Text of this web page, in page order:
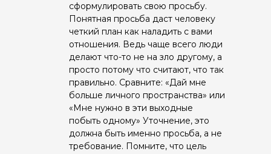
сформулировать свою просьбу.
Понятная просьба даст человеку
четкий план как наладить с вами
отношения. Ведь чаще всего люди
делают что-то не на зло другому, а
просто потому что считают, что так
правильно. Сравните: «Дай мне
больше личного пространства» или
«Мне нужно в эти выходные
побыть одному» Уточнение, это
должна быть именно просьба, а не
требование. Помните, что цель